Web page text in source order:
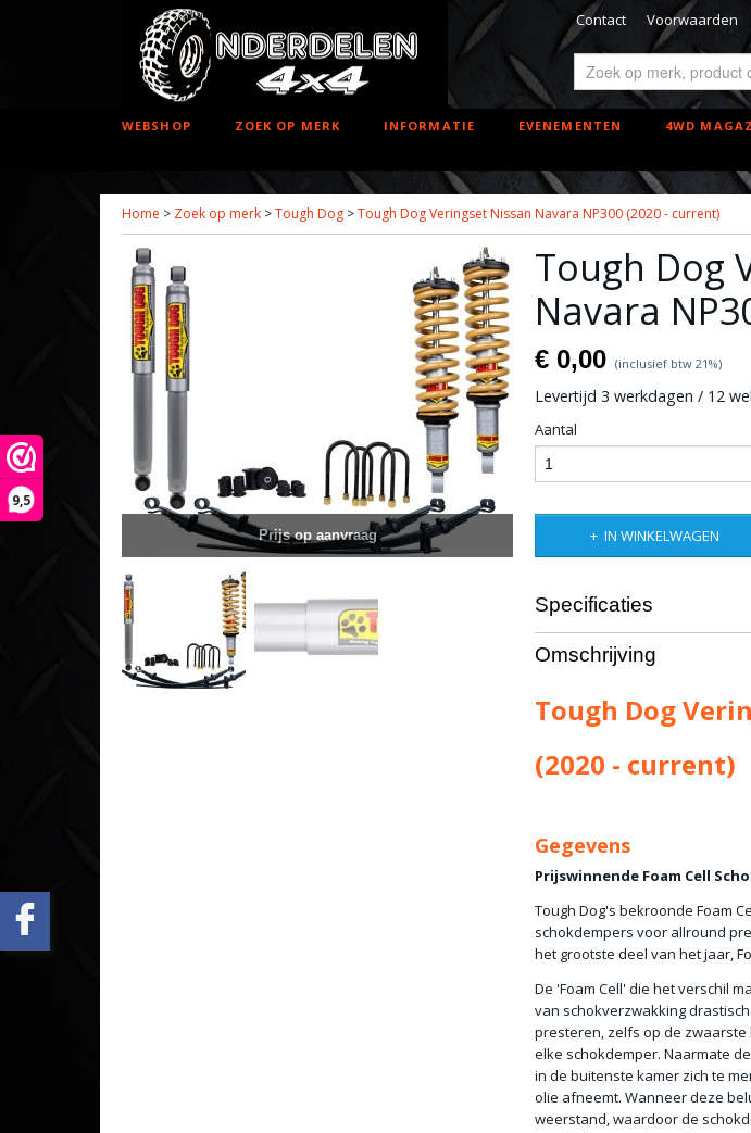
9,5
Contact Voorwaarden
WEBSHOP ZOEK OP MERK INFORMATIE EVENEMENTEN 4WD
Home > Zoek op merk >Tough Dog >Tough Dog Veringset Nissan Navara NP300 (2020 - current)
Prijs op aanvraag
Tough Dog
Navara
€ 0,00 (inclusief btw 21%)
Levertijd 3 werkdagen / 12
Aantal
IN WINKELWAGEN
Specificaties
Productcode leverancier
Bruto gewicht
Omschrijving
Tough Dog
(2020 - current)
Gegevens
Prijswinnende Foam Cell
Tough Dog's bekroonde Foam
schokdempers voor allround
het grootste deel van het jaar,
De 'Foam Cell' die het verschil
van schokverzwakking
presteren, zelfs op de zwaarste
elke schokdemper. Naarmate
in de buitenste kamer zich te
olie afneemt. Wanneer deze
weerstand, waardoor de